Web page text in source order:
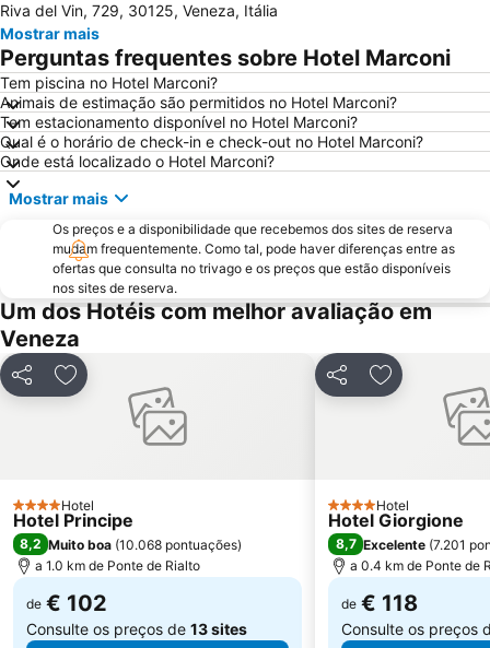
Terminal di Piazzale Roma
Padova Vintage Festival
Grande Canal
Ponte de Rialto
Carnevale di Venezia
Basílica de San Marco
Aeroporto Treviso
Porto Marghera
Santa Croce
San Polo
Giudecca
Palácio Ducal
Lido
Rosa Salva
Arsenal de Veneza
Sottomarina
Casinò di Venezia
Lido Venezia
Mestre Fil Fest
PadovaFiere
Al Graspo de Ua
Campo San Polo
Isola di Giudecca
Favaro Veneto
Daniele Manin
Sino San Marco
Riva degli Schiavoni
Gallerie dell' Accademia
Sestiere Castello
San Giorgio
Convention Center A. Luciani
Centro Storico
Riva del Vin, 729, 30125, Veneza, Itália
Mostrar mais
Perguntas frequentes sobre Hotel Marconi
Tem piscina no Hotel Marconi?
Animais de estimação são permitidos no Hotel Marconi?
Tem estacionamento disponível no Hotel Marconi?
Qual é o horário de check-in e check-out no Hotel Marconi?
Onde está localizado o Hotel Marconi?
Mostrar mais
Os preços e a disponibilidade que recebemos dos sites de reserva
mudam frequentemente. Como tal, pode haver diferenças entre as
ofertas que consulta no trivago e os preços que estão disponíveis
nos sites de reserva.
Um dos Hotéis com melhor avaliação em
Veneza
PartilharAdicionar aos favoritos
4 Estrelas
Hotel
Hotel Principe
8,2 Muito boa (10.068 pontuações)
a 1.0 km de Ponte de Rialto
de € 102
Consulte os preços de 13 sites
PartilharAdicionar
4 Estrelas
Hotel
Hotel Giorgione
8,7 Excelente (7.201
a 0.4 km de Ponte de
de € 118
Consulte os preços